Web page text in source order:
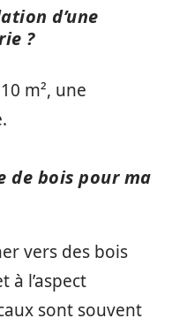
d’une
?
m², une
de bois pour ma
vers des bois
l’aspect
sont souvent